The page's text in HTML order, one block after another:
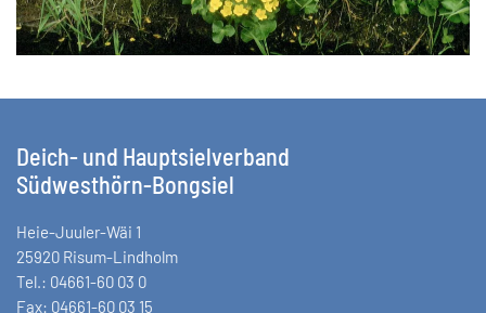
Deich- und Hauptsielverband
Südwesthörn-Bongsiel
Heie-Juuler-Wäi 1
25920 Risum-Lindholm
Tel.: 04661-60 03 0
Fax: 04661-60 03 15